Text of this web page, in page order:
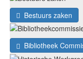
Bestuurs zaken
Bibliotheek